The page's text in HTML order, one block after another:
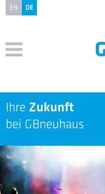
EN DE
Ihre Zukunft
bei GBneuhaus